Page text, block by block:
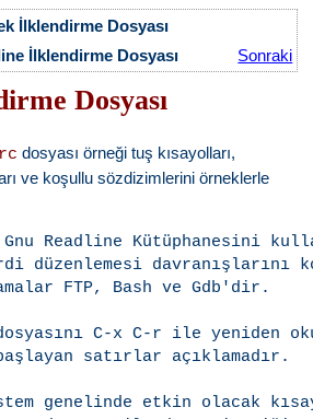
İlklendirme Dosyası
İlklendirme Dosyası Sonraki
Dosyası
dosyası örneği tuş kısayolları,
ve koşullu sözdizimlerini örneklerle
Gnu Readline Kütüphanesini
düzenlemesi davranışlarını
FTP, Bash ve Gdb'dir.
C-x C-r ile yeniden
satırlar açıklamadır.
genelinde etkin olacak